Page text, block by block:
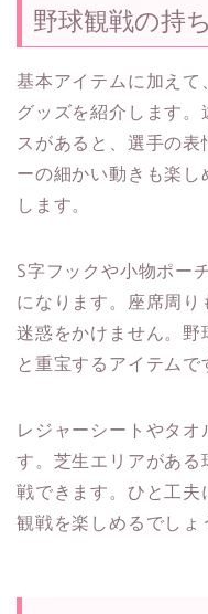
野球観戦の持
基本アイテムに加え
グッズを紹介します
スがあると、選手の
ーの細かい動きも楽
します。
S字フックや小物ポー
になります。座席周
迷惑をかけません。
と重宝するアイテムで
レジャーシートやタ
す。芝生エリアがあ
戦できます。ひと工
観戦を楽しめるでしょ